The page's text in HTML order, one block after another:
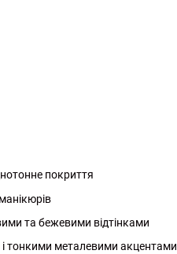
покриття
та бежевими відтінками
тонкими металевими акцентами